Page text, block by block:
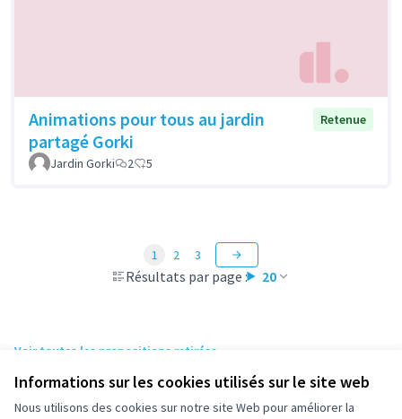
Informations sur les cookies utilisés sur le site web
Nous utilisons des cookies sur notre site Web pour améliorer la
Animations pour tous au jardin
partagé Gorki
Retenue
Jardin Gorki 2 5
Résultats par page : 20
1 2 3
Voir toutes les propositions retirées
Conditions d'utilisation